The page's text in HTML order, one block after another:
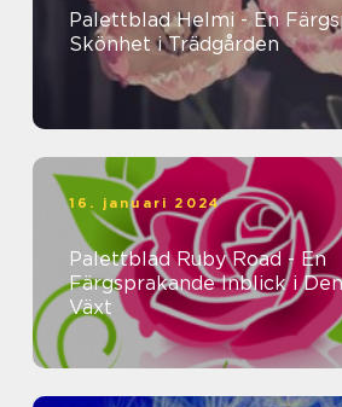
Palettblad Helmi - En
Skönhet i Trädgården
16. januari 2024
Palettblad Ruby Road - En
Färgsprakande Inblick i
Växt